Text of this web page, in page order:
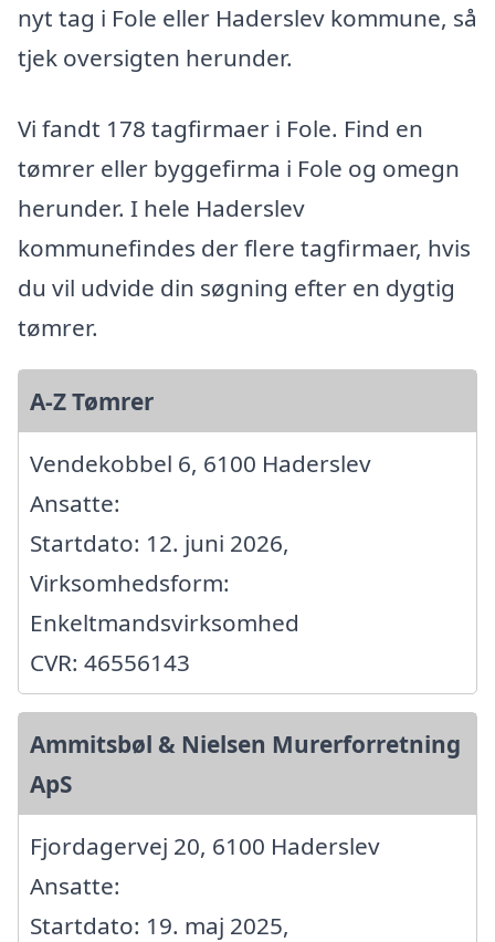
nyt tag i Fole eller Haderslev kommune, så
tjek oversigten herunder.
Vi fandt 178 tagfirmaer i Fole. Find en
tømrer eller byggefirma i Fole og omegn
herunder. I hele Haderslev
kommunefindes der flere tagfirmaer, hvis
du vil udvide din søgning efter en dygtig
tømrer.
A-Z Tømrer
Vendekobbel 6, 6100 Haderslev
Ansatte:
Startdato: 12. juni 2026,
Virksomhedsform:
Enkeltmandsvirksomhed
CVR: 46556143
Ammitsbøl & Nielsen Murerforretning
ApS
Fjordagervej 20, 6100 Haderslev
Ansatte:
Startdato: 19. maj 2025,